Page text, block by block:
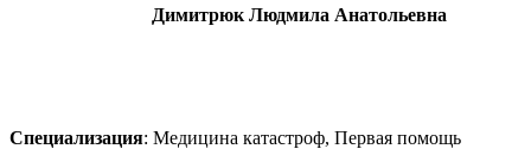
Димитрюк Людмила Анатольевна
Специализация: Медицина катастроф, Первая помощь